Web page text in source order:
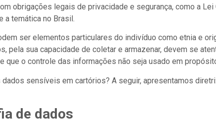
obrigações legais de privacidade e segurança, como a
a temática no Brasil.
ser elementos particulares do indivíduo como etnia e
pela sua capacidade de coletar e armazenar, devem se
que o controle das informações não seja usado em
sensíveis em cartórios? A seguir, apresentamos
de dados